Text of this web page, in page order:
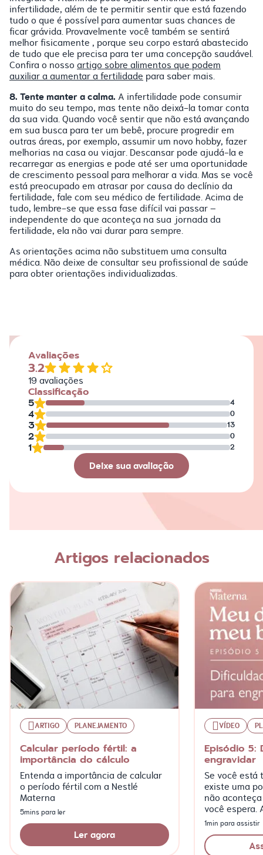
infertilidade, além de te permitir sentir que está fazendo
tudo o que é possível para aumentar suas chances de
ficar grávida. Provavelmente você também se sentirá
melhor fisicamente , porque seu corpo estará abastecido
de tudo que ele precisa para ter uma concepção saudável.
Confira o nossoartigo sobre alimentos que podem
auxiliar a aumentar a fertilidadepara saber mais.
8. Tente manter a calma.A infertilidade pode consumir
muito do seu tempo, mas tente não deixá-la tomar conta
da sua vida. Quando você sentir que não está avançando
em sua busca para ter um bebê, procure progredir em
outras áreas, por exemplo, assumir um novo hobby, fazer
melhorias na casa ou viajar. Descansar pode ajudá-la e
recarregar as energias e pode até ser uma oportunidade
de crescimento pessoal para melhorar a vida. Mas se você
está preocupado em atrasar por causa do declínio da
fertilidade, fale com seu médico de fertilidade. Acima de
tudo, lembre-se que essa fase difícil vai passar –
independente do que aconteça na sua jornada da
fertilidade, ela não vai durar para sempre.
As orientações acima não substituem uma consulta
médica. Não deixe de consultar seu profissional de saúde
para obter orientações individualizadas.
Avaliações
3.2
19avaliações
Classificação
5 4
4 0
3 13
2 0
1 2
Deixe sua avaliação
Escreva a sua opinião
Artigos relacionados
ARTIGO PLANEJAMENTO
Calcular período fértil: a
importância do cálculo
Entenda a importância de calcular
o período fértil com a Nestlé
Materna
5mins para ler
Ler agora
VÍDEO
Episódio 5:
engravidar
Se você
existe uma
não
você espera.
episódio da
Meu Bebê”!
1min para assistir